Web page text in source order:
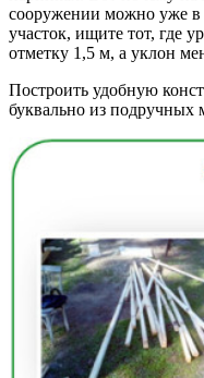
сооружении можно уже в
участок, ищите тот, где
отметку 1,5 м, а уклон
Построить удобную
буквально из подручных